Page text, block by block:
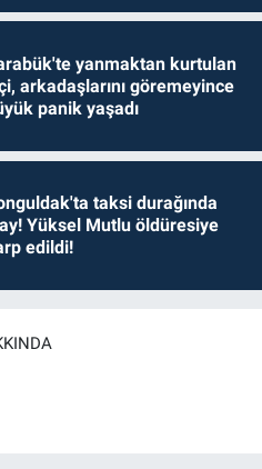
yanmaktan kurtulan
arkadaşlarını göremeyince
panik yaşadı
taksi durağında
Yüksel Mutlu öldüresiye
edildi!